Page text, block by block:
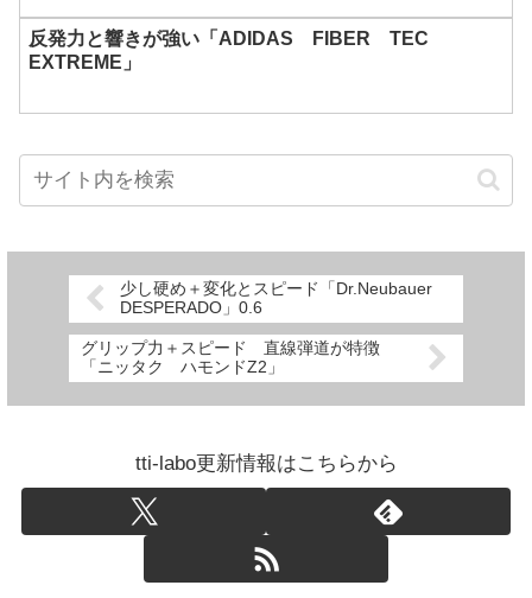
反発力と響きが強い「ADIDAS FIBER TEC
EXTREME」
少し硬め＋変化とスピード「Dr.Neubauer
DESPERADO」0.6
グリップ力＋スピード 直線弾道が特徴
「ニッタク ハモンドZ2」
tti-labo更新情報はこちらから